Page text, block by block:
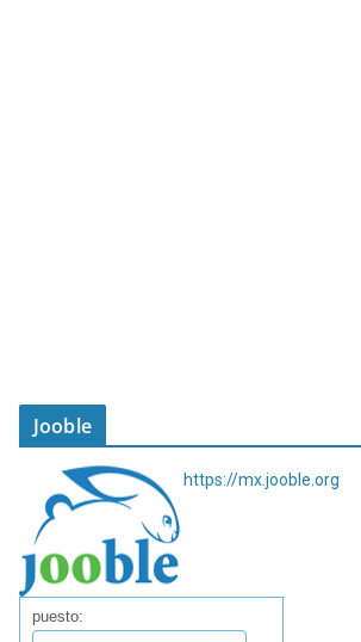
Jooble
https://mx.jooble.org
puesto: